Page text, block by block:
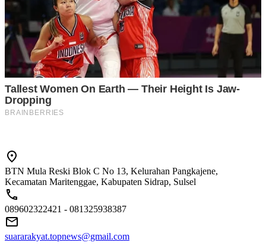
BTN Mula Reski Blok C No 13, Kelurahan Pangkajene,
Kecamatan Maritenggae, Kabupaten Sidrap, Sulsel
089602322421 - 081325938387
suararakyat.topnews@gmail.com